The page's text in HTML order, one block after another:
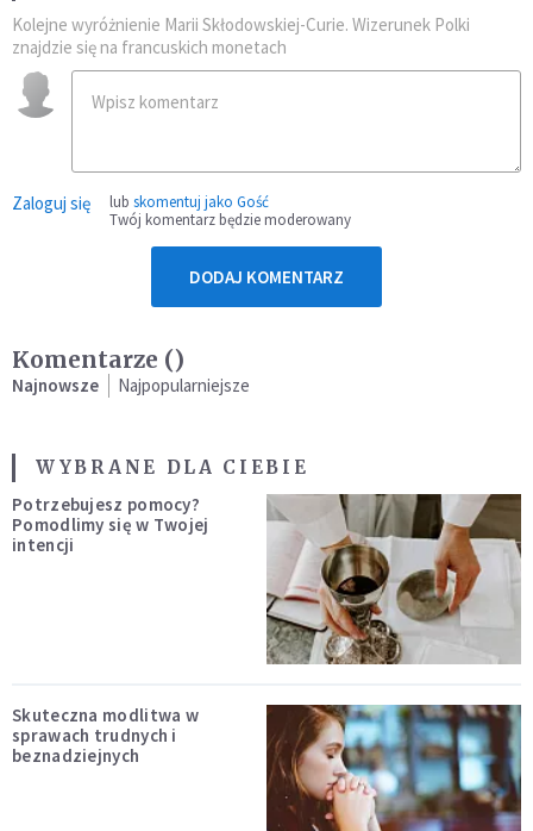
Kolejne wyróżnienie Marii Skłodowskiej-Curie. Wizerunek Polki
znajdzie się na francuskich monetach
Zaloguj się lub skomentuj jako Gość
Twój komentarz będzie moderowany
DODAJ KOMENTARZ
Komentarze ()
Najnowsze Najpopularniejsze
WYBRANE DLA CIEBIE
Potrzebujesz pomocy?
Pomodlimy się w Twojej
intencji
Skuteczna modlitwa w
sprawach trudnych i
beznadziejnych